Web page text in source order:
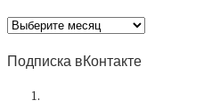
Архив
статей
Подписка вКонтакте